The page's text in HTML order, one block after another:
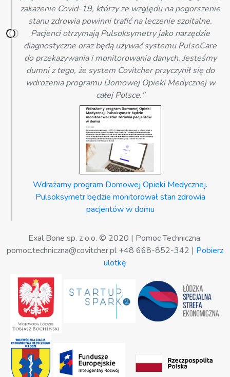
zakażenie Covid-19, którzy ze względu na pogorszenie
stanu zdrowia powinni trafić na leczenie szpitalne.
Pacjenci otrzymają Pulsoksymetry jako narzędzie
diagnostyczne oraz będą używać systemu PulsoCare
do przekazywania i monitorowania danych. Jesteśmy
dumni z tego, że system Covitcher przyczynił się do
wdrożenia programu Domowej Opieki Medycznej w
całej Polsce."
Wdrażamy program Domowej Opieki Medycznej.
Pulsoksymetr będzie monitorował stan zdrowia
pacjentów w domu
Exal Bone sp. z o.o. © 2020 | Pomoc Techniczna:
pomoc.techniczna@covitcher.pl +48 668-852-342 | Pobierz
ulotkę